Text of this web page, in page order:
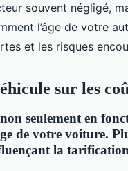
souvent négligé,
l’âge de votre
et les risques
sur les
seulement en
de votre voiture.
la